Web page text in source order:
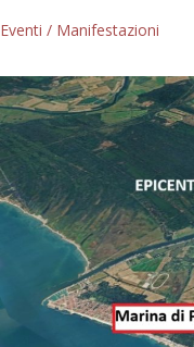
Eventi / Manifestazioni